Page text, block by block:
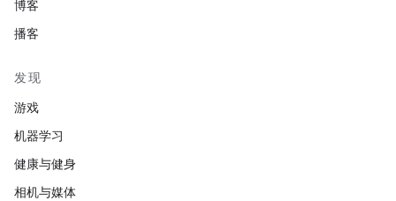
博客
播客
发现
游戏
机器学习
健康与健身
相机与媒体